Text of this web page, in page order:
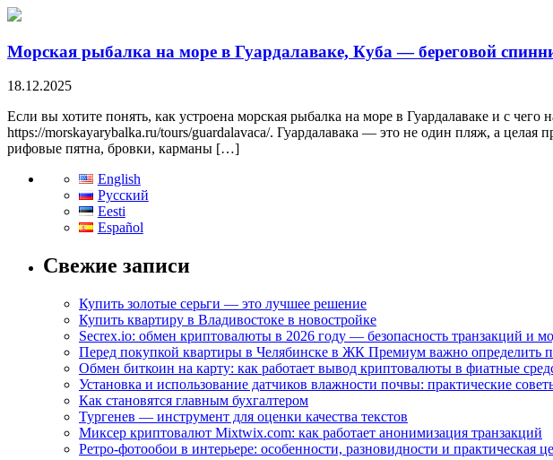
Морская рыбалка на море в Гуардалаваке, Куба — береговой
18.12.2025
Если вы хотите понять, как устроена морская рыбалка на море в Гуардалаваке и с
https://morskayarybalka.ru/tours/guardalavaca/. Гуардалавака — это не один пляж, а
рифовые пятна, бровки, карманы […]
English
Русский
Eesti
Español
Свежие записи
Купить золотые серьги — это лучшее решение
Купить квартиру в Владивостоке в новостройке
Secrex.io: обмен криптовалюты в 2026 году — безопасность транзакций и
Перед покупкой квартиры в Челябинске в ЖК Премиум важно определить
Обмен биткоин на карту: как работает вывод криптовалюты в фиатные
Установка и использование датчиков влажности почвы: практические
Как становятся главным бухгалтером
Тургенев — инструмент для оценки качества текстов
Миксер криптовалют Mixtwix.com: как работает анонимизация транзакций
Ретро-фотообои в интерьере: особенности, разновидности и практическая